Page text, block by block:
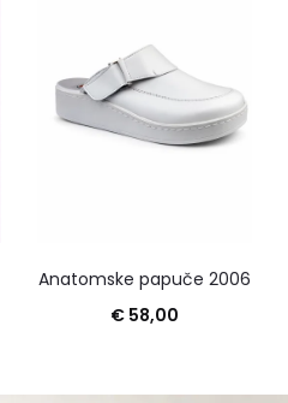
Anatomske papuče 2006
€ 58,00